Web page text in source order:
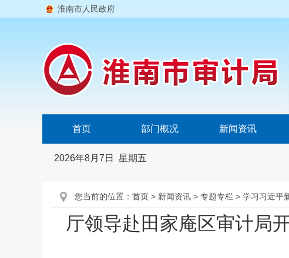
淮南市人民政府
首页 部门概况 新闻资讯
2026年8月7日 星期五
您当前的位置： 首页 > 新闻资讯 > 专题专栏 > 学习习近平
厅领导赴田家庵区审计局